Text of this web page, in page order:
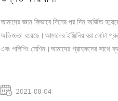
আমাদের জ্ঞান কিভাবে দিনের পর দিন অর্জিত
অভিজ্ঞতা রয়েছে।আমাদের ইঞ্জিনিয়াররা লোটা
এবং পলিশিং মেশিন।আমাদের গ্রাহকদের সাথে
2021-08-04